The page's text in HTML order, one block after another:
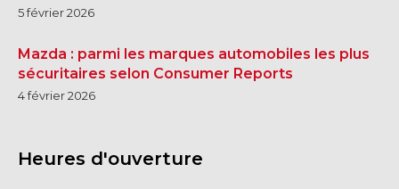
5 février 2026
Mazda : parmi les marques automobiles les plus
sécuritaires selon Consumer Reports
4 février 2026
Heures d'ouverture